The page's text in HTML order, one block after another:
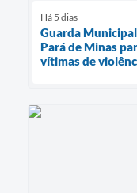
Há 5 dias
Guarda
Pará de Minas
vítimas de